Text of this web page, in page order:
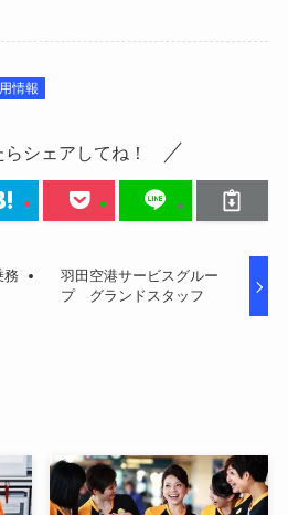
情報
シェアしてね！
務
羽田空港サービスグルー
プ グランドスタッフ